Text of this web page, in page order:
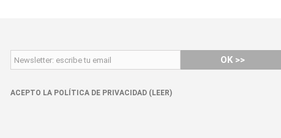
OK >>
ACEPTO LA POLÍTICA DE PRIVACIDAD (LEER)